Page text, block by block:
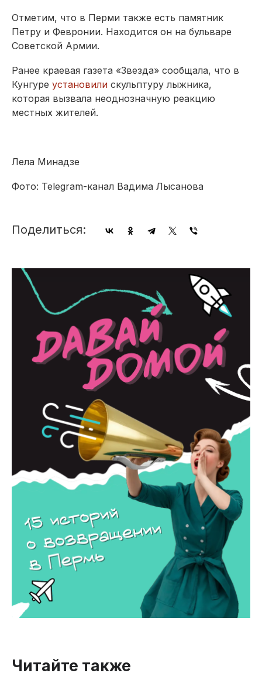
Отметим, что в Перми также есть памятник
Петру и Февронии. Находится он на бульваре
Советской Армии.
Ранее краевая газета «Звезда» сообщала, что в
Кунгуре установили скульптуру лыжника,
которая вызвала неоднозначную реакцию
местных жителей.
Лела Минадзе
Фото: Telegram-канал Вадима Лысанова
Поделиться:
Читайте также